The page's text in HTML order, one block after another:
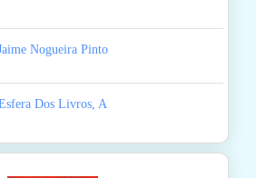
Nogueira Pinto
Dos Livros, A